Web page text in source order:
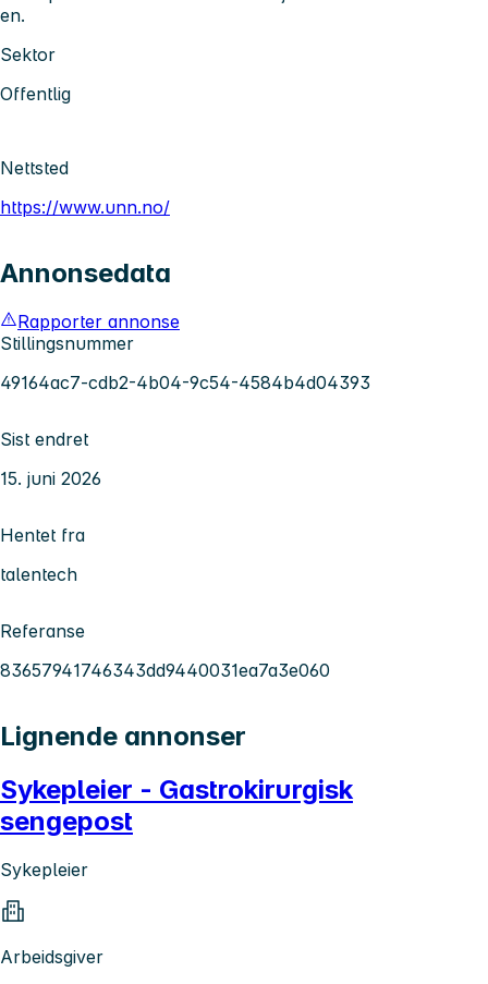
en.
Sektor
Offentlig
Nettsted
https://www.unn.no/
Annonsedata
Rapporter annonse
Stillingsnummer
49164ac7-cdb2-4b04-9c54-4584b4d04393
Sist endret
15. juni 2026
Hentet fra
talentech
Referanse
83657941746343dd9440031ea7a3e060
Lignende annonser
Sykepleier - Gastrokirurgisk
sengepost
Sykepleier
Arbeidsgiver